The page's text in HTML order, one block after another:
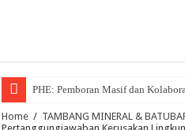
PHE: Pemboran Masif dan
Home / TAMBANG MINERAL &